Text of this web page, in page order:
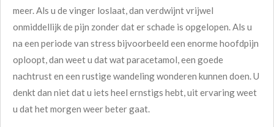
meer. Als u de vinger loslaat, dan verdwijnt vrijwel
onmiddellijk de pijn zonder dat er schade is opgelopen. Als u
na een periode van stress bijvoorbeeld een enorme hoofdpijn
oploopt, dan weet u dat wat paracetamol, een goede
nachtrust en een rustige wandeling wonderen kunnen doen. U
denkt dan niet dat u iets heel ernstigs hebt, uit ervaring weet
u dat het morgen weer beter gaat.